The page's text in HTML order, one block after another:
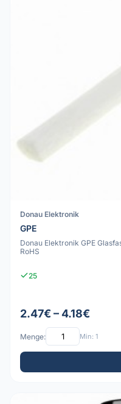
Donau Elektronik
GPE
Donau Elektronik GPE
RoHS
25
2.47€ – 4.18€
Menge: Min: 1